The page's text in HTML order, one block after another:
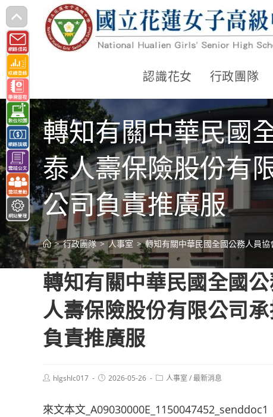
跳
轉
至
主
要
內
容
認識花女 行政團隊
轉知有關中華民國
泰人壽保險股份有
公司負責推廣服
> 行政團隊 > 人事室 > 轉知有關中華民國全國公務人員
轉知有關中華民國全國
人壽保險股份有限公司
負責推廣服
Posthlgshlc017
Post2026-05-26
Post人事室 /最新消息
來文本文_A09030000E_1150047452_senddoc1